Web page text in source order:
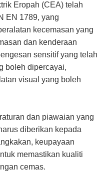
Eropah (CEA) telah
EN 1789, yang
kecemasan yang
dan kenderaan
sensitif yang telah
boleh dipercayai,
visual yang boleh
dan piawaian yang
diberikan kepada
keupayaan
memastikan kualiti
cemas.